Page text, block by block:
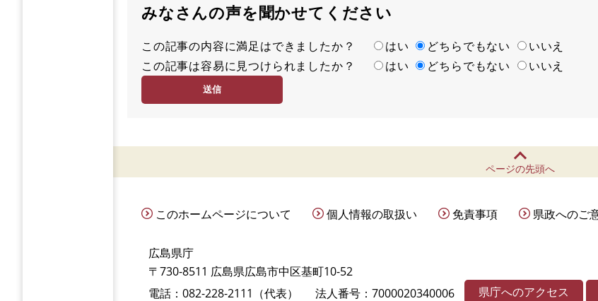
みなさんの声を聞かせてください
満
足
この記事の内容に満足はできましたか？ はい どちらでもない
いいえ
容
度
この記事は容易に見つけられましたか？ はい どちらでもない いいえ
ページの先頭へ
このホームページについて 個人情報の取扱い 免責事項 県政へのご
広島県庁
〒730-8511 広島県広島市中区基町10-52
電話：082-228-2111（代表）
法人番号：7000020340006 県庁へのアクセス